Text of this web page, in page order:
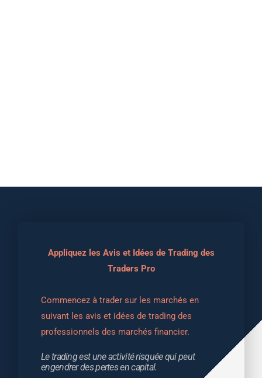
Appliquez les Avis et Idées de Trading des
Traders Pro
Commencez à trader sur les marchés en
suivant les avis et idées de trading des
professionnels des marchés financier.
Le trading est une activité risquée qui peut
engendrer des pertes en capital.